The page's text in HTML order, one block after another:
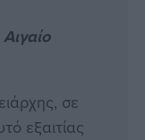
σε
εξαιτίας